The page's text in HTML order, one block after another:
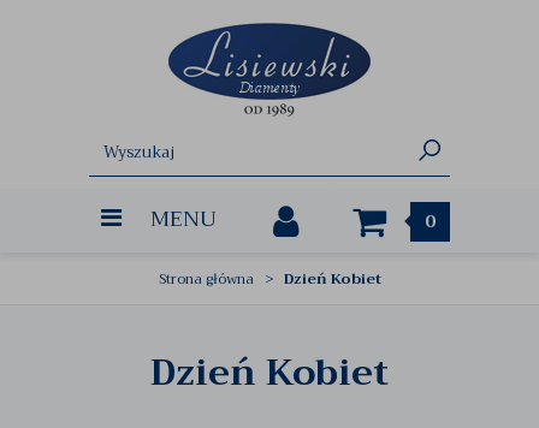
MENU 0
Strona główna Dzień Kobiet
Dzień Kobiet